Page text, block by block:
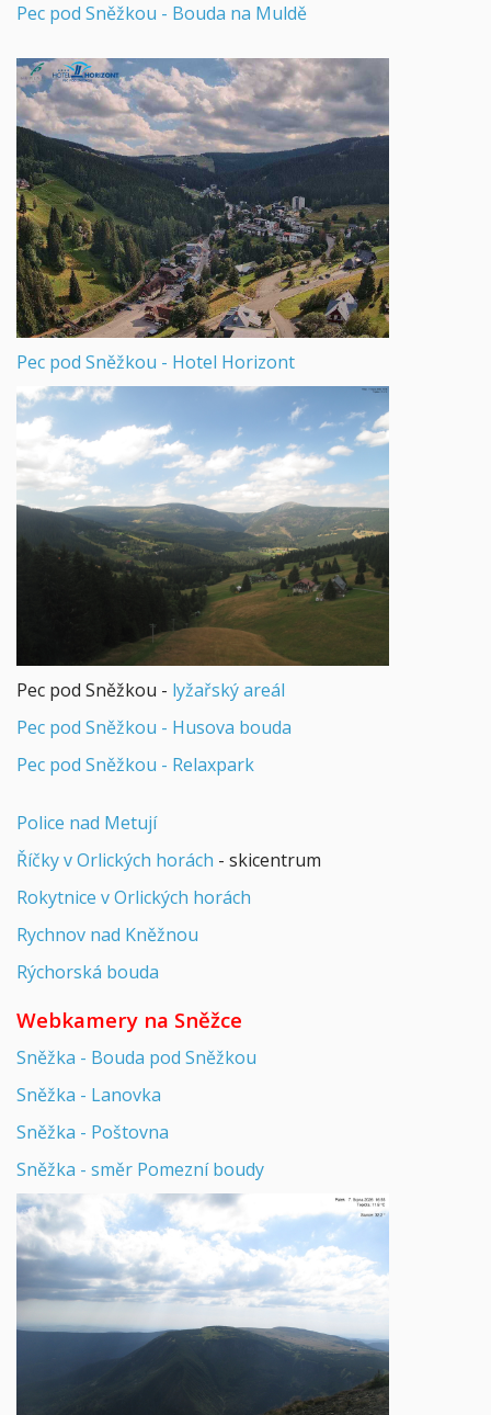
Pec pod Sněžkou - Bouda na Muldě
Pec pod Sněžkou - Hotel Horizont
Pec pod Sněžkou - lyžařský areál
Pec pod Sněžkou - Husova bouda
Pec pod Sněžkou - Relaxpark
Police nad Metují
Říčky v Orlických horách - skicentrum
Rokytnice v Orlických horách
Rychnov nad Kněžnou
Rýchorská bouda
Webkamery na Sněžce
Sněžka - Bouda pod Sněžkou
Sněžka - Lanovka
Sněžka - Poštovna
Sněžka - směr Pomezní boudy